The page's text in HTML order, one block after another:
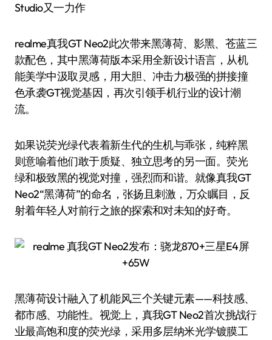
Studio又一力作
realme真我GT Neo2此次带来黑薄荷、影黑、苍蓝三
款配色，其中黑薄荷版本采用全新设计语言，从机
能美学中汲取灵感，用大胆、冲击力极强的拼接撞
色承袭GT视觉基因，再次引领手机行业的设计潮
流。
如果说荧光绿代表着新生代的生机与乖张，纯粹黑
则意喻着他们敢于质疑、独立思考的另一面。荧光
绿和极致黑的视觉对撞，强烈而和谐。就像真我GT
Neo2“黑薄荷”的命名，张扬且刺激，万众瞩目，反
射着年轻人对前行之旅的探索和对未知的好奇。
黑薄荷设计融入了机能风三个关键元素——科技感、
都市感、功能性。视觉上，真我GT Neo2首次挑战行
业最高饱和度的荧光绿，采用多层纳米光学镀膜工